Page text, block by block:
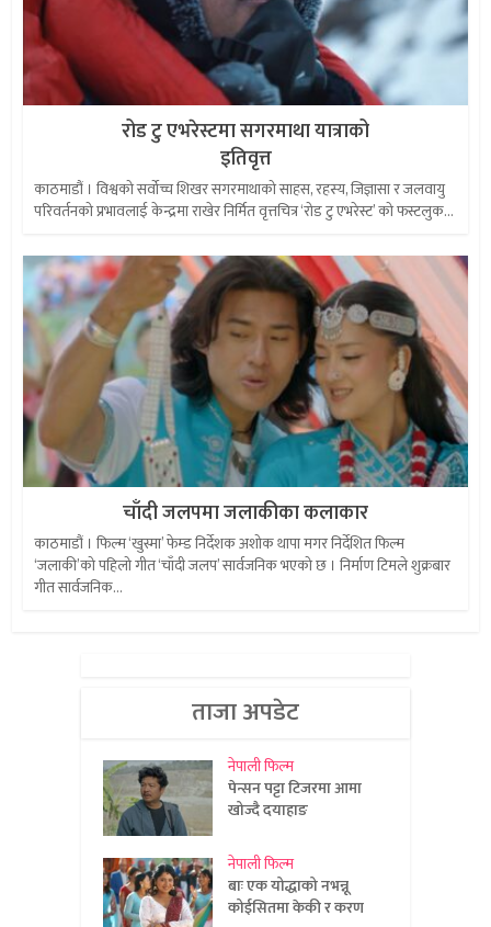
रोड टु एभरेस्टमा सगरमाथा यात्राको
इतिवृत्त
काठमाडौं । विश्वको सर्वोच्च शिखर सगरमाथाको साहस, रहस्य, जिज्ञासा र जलवायु
परिवर्तनको प्रभावलाई केन्द्रमा राखेर निर्मित वृत्तचित्र ‘रोड टु एभरेस्ट’ को फस्टलुक...
चाँदी जलपमा जलाकीका कलाकार
काठमाडौं । फिल्म ‘खुस्मा’ फेम्ड निर्देशक अशोक थापा मगर निर्देशित फिल्म
‘जलाकी’को पहिलो गीत ‘चाँदी जलप’ सार्वजनिक भएको छ । निर्माण टिमले शुक्रबार
गीत सार्वजनिक...
ताजा अपडेट
नेपाली फिल्म
पेन्सन पट्टा टिजरमा आमा
खोज्दै दयाहाङ
नेपाली फिल्म
बाः एक योद्धाको नभन्नू
कोईसितमा केकी र करण